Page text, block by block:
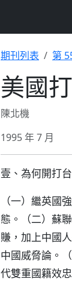
期刊列表 第
美國
陳北機
1995 年 7 月
壹、為何開打
（一）繼英國
態。（二）蘇
賺，加上中國
中國威脅論。
代雙重國籍效